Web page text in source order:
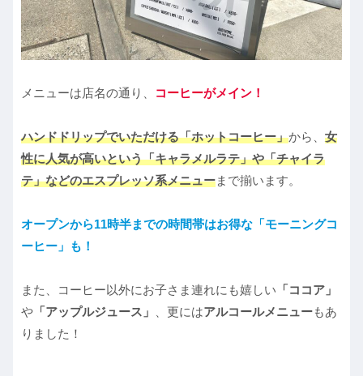
メニューは店名の通り、 コーヒーがメイン！
ハンドドリップでいただける「ホットコーヒー」から、 女
性に人気が高いという「キャラメルラテ」や「チャイラ
テ」などのエスプレッソ系メニューまで揃います。
オープンから11時半までの時間帯はお得な「モーニングコ
ーヒー」も！
また、コーヒー以外にお子さま連れにも嬉しい 「ココア」
や 「アップルジュース」 、更にはアルコールメニューもあ
りました！